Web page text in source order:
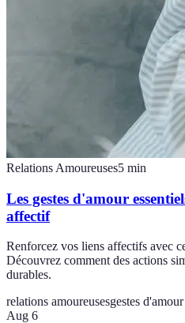
Relations Amoureuses5 min
Les gestes d'amour
affectif
Renforcez vos liens affectifs avec
Découvrez comment des actions
durables.
relations amoureusesgestes d'amour
Aug 6